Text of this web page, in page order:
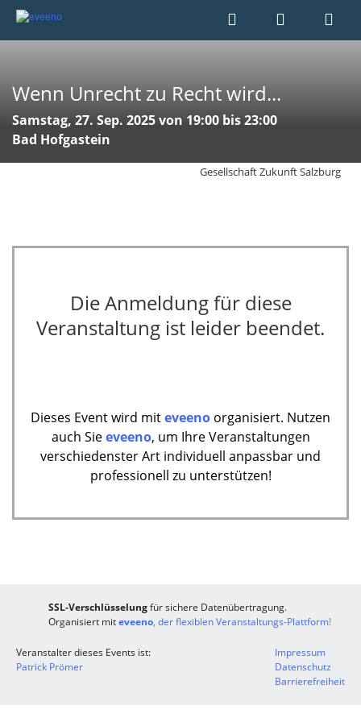
Wenn Unrecht zu Recht wird...
Samstag, 27. Sep. 2025 von 19:00 bis 23:00
Bad Hofgastein
Gesellschaft Zukunft Salzburg
Die Anmeldung für diese
Veranstaltung ist leider beendet.
Dieses Event wird miteveeno organisiert. Nutzen
auch Sieeveeno, um Ihre Veranstaltungen
verschiedenster Art individuell anpassbar und
professionell zu unterstützen!
SSL-Verschlüsselungfür sichere Datenübertragung.
Organisiert miteveeno, der flexiblen Veranstaltungs-Plattform!
Veranstalter dieses Events ist:
Patrick Prömer
Impressum
Datenschutz
Barrierefreiheit